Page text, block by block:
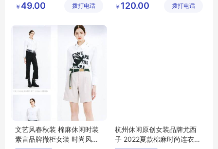
限公司
￥ 49.00 拨打电话
公司
￥ 120.00 拨打电话
文艺风春秋装 棉麻休闲时装
素言品牌撤柜女装 时尚风衣
杭州休闲原创女装品牌尤西
子 2022夏款棉麻时尚连衣裙